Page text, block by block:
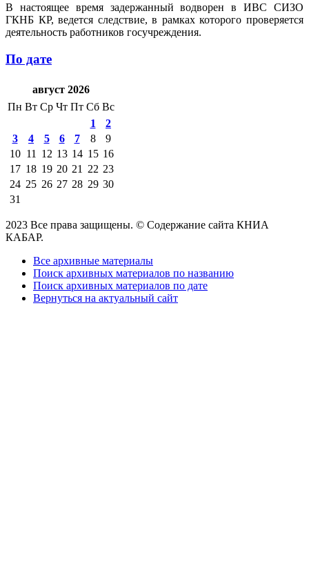
В настоящее время задержанный водворен в ИВС СИЗО
ГКНБ КР, ведется следствие, в рамках которого проверяется
деятельность работников госучреждения.
По дате
август 2026
Пн Вт Ср Чт Пт Сб Вс
1
2
3
4 5 6 7 8
9
10 11 12 13 14 15 16
17 18 19 20 21 22 23
24 25 26 27 28 29 30
31
2023 Все права защищены. © Содержание сайта КНИА
КАБАР.
Все архивные материалы
Поиск архивных материалов по названию
Поиск архивных материалов по дате
Вернуться на актуальный сайт